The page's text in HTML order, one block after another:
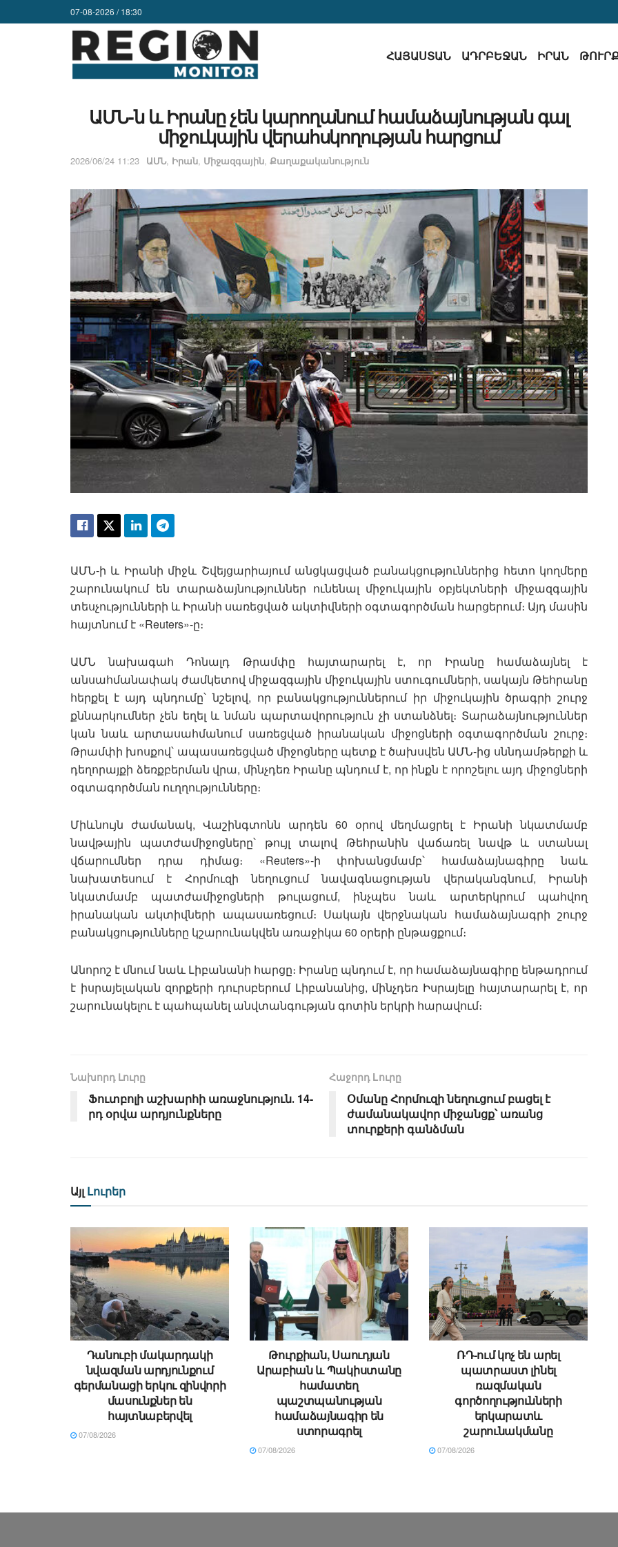
07-08-2026 / 18:30
ՀԱՅԱՍՏԱՆ ԱԴՐԲԵՋԱՆ ԻՐԱՆ
ԱՄՆ-ն և Իրանը չեն կարողանում համաձայնության գալ
միջուկային վերահսկողության հարցում
2026/06/24 11:23 ԱՄՆ, Իրան, Միջազգային, Քաղաքականություն
ԱՄՆ-ի և Իրանի միջև Շվեյցարիայում անցկացված բանակցություններից հետո կողմերը
շարունակում են տարաձայնություններ ունենալ միջուկային օբյեկտների միջազգային
տեսչությունների և Իրանի սառեցված ակտիվների օգտագործման հարցերում։ Այդ մասին
հայտնում է «Reuters»-ը։
ԱՄՆ նախագահ Դոնալդ Թրամփը հայտարարել է, որ Իրանը համաձայնել է
անսահմանափակ ժամկետով միջազգային միջուկային ստուգումների, սակայն Թեհրանը
հերքել է այդ պնդումը՝ նշելով, որ բանակցություններում իր միջուկային ծրագրի շուրջ
քննարկումներ չեն եղել և նման պարտավորություն չի ստանձնել։ Տարաձայնություններ
կան նաև արտասահմանում սառեցված իրանական միջոցների օգտագործման շուրջ։
Թրամփի խոսքով՝ ապասառեցված միջոցները պետք է ծախսվեն ԱՄՆ-ից սննդամթերքի և
դեղորայքի ձեռքբերման վրա, մինչդեռ Իրանը պնդում է, որ ինքն է որոշելու այդ միջոցների
օգտագործման ուղղությունները։
Միևնույն ժամանակ, Վաշինգտոնն արդեն 60 օրով մեղմացրել է Իրանի նկատմամբ
նավթային պատժամիջոցները՝ թույլ տալով Թեհրանին վաճառել նավթ և ստանալ
վճարումներ դրա դիմաց։ «Reuters»-ի փոխանցմամբ՝ համաձայնագիրը նաև
նախատեսում է Հորմուզի նեղուցում նավագնացության վերականգնում, Իրանի
նկատմամբ պատժամիջոցների թուլացում, ինչպես նաև արտերկրում պահվող
իրանական ակտիվների ապասառեցում։ Սակայն վերջնական համաձայնագրի շուրջ
բանակցությունները կշարունակվեն առաջիկա 60 օրերի ընթացքում։
Անորոշ է մնում նաև Լիբանանի հարցը։ Իրանը պնդում է, որ համաձայնագիրը ենթադրում
է իսրայելական զորքերի դուրսբերում Լիբանանից, մինչդեռ Իսրայելը հայտարարել է, որ
շարունակելու է պահպանել անվտանգության գոտին երկրի հարավում։
Նախորդ Լուրը
Ֆուտբոլի աշխարհի առաջնություն․ 14-
րդ օրվա արդյունքները
Հաջորդ Lուրը
Օմանը Հորմուզի նեղուցում բացել է
ժամանակավոր միջանցք՝ առանց
տուրքերի գանձման
Այլ Լուրեր
Դանուբի մակարդակի
նվազման արդյունքում
գերմանացի երկու զինվորի
մասունքներ են
հայտնաբերվել
07/08/2026
Թուրքիան, Սաուդյան
Արաբիան և Պակիստանը
համատեղ
պաշտպանության
համաձայնագիր են
ստորագրել
07/08/2026
ՌԴ-ում կոչ են արել
պատրաստ լինել
ռազմական
գործողությունների
երկարատև
շարունակմանը
07/08/2026